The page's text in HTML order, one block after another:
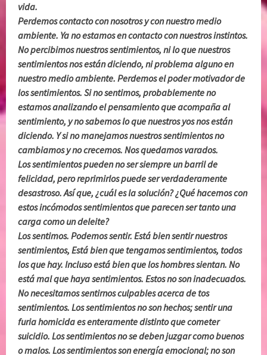
vida.
Perdemos contacto con nosotros y con nuestro medio
ambiente. Ya no estamos en contacto con nuestros instintos.
No percibimos nuestros sentimientos, ni lo que nuestros
sentimientos nos están diciendo, ni problema alguno en
nuestro medio ambiente. Perdemos el poder motivador de
los sentimientos. Si no sentimos, probablemente no
estamos analizando el pensamiento que acompaña al
sentimiento, y no sabemos lo que nuestros yos nos están
diciendo. Y si no manejamos nuestros sentimientos no
cambiamos y no crecemos. Nos quedamos varados.
Los sentimientos pueden no ser siempre un barril de
felicidad, pero reprimirlos puede ser verdaderamente
desastroso. Así que, ¿cuál es la solución? ¿Qué hacemos con
estos incómodos sentimientos que parecen ser tanto una
carga como un deleite?
Los sentimos. Podemos sentir. Está bien sentir nuestros
sentimientos, Está bien que tengamos sentimientos, todos
los que hay. Incluso está bien que los hombres sientan. No
está mal que haya sentimientos. Estos no son inadecuados.
No necesitamos sentirnos culpables acerca de tos
sentimientos. Los sentimientos no son hechos; sentir una
furia homicida es enteramente distinto que cometer
suicidio. Los sentimientos no se deben juzgar como buenos
o malos. Los sentimientos son energía emocional; no son